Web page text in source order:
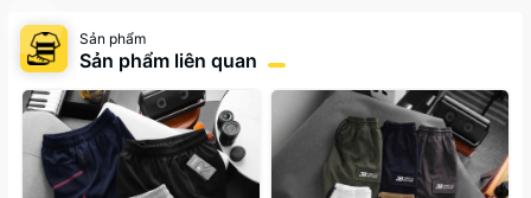
Sản phẩm
Sản phẩm liên quan